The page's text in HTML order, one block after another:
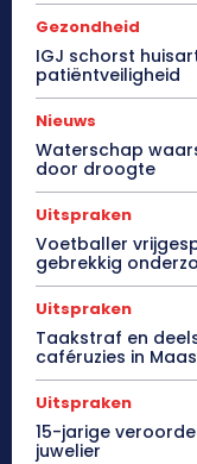
Gezondheid
IGJ schorst
patiëntveiligheid
Nieuws
Waterschap
door droogte
Uitspraken
Voetballer
gebrekkig
Uitspraken
Taakstraf en
caféruzies in
Uitspraken
15-jarige
juwelier